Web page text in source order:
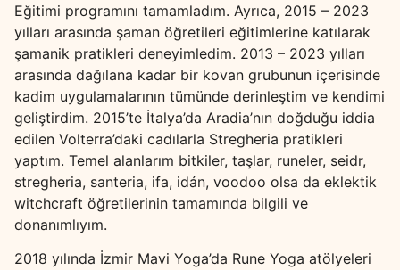
Eğitimi programını tamamladım. Ayrıca, 2015 – 2023
yılları arasında şaman öğretileri eğitimlerine katılarak
şamanik pratikleri deneyimledim. 2013 – 2023 yılları
arasında dağılana kadar bir kovan grubunun içerisinde
kadim uygulamalarının tümünde derinleştim ve kendimi
geliştirdim. 2015’te İtalya’da Aradia’nın doğduğu iddia
edilen Volterra’daki cadılarla Stregheria pratikleri
yaptım. Temel alanlarım bitkiler, taşlar, runeler, seidr,
stregheria, santeria, ifa, idán, voodoo olsa da eklektik
witchcraft öğretilerinin tamamında bilgili ve
donanımlıyım.
2018 yılında İzmir Mavi Yoga’da Rune Yoga atölyeleri